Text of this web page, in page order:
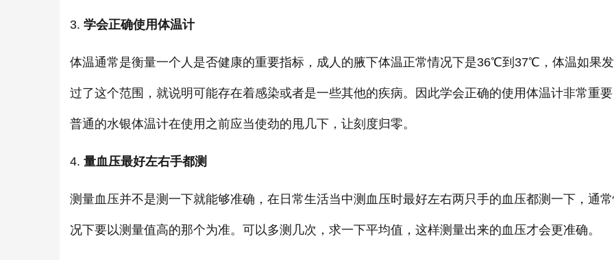
3. 学会正确使用体温计
体温通常是衡量一个人是否健康的重要指标，成人的腋下体温正常情况下是36℃到37℃，体温如果
过了这个范围，就说明可能存在着感染或者是一些其他的疾病。因此学会正确的使用体温计非常重要
普通的水银体温计在使用之前应当使劲的甩几下，让刻度归零。
4. 量血压最好左右手都测
测量血压并不是测一下就能够准确，在日常生活当中测血压时最好左右两只手的血压都测一下，通
况下要以测量值高的那个为准。可以多测几次，求一下平均值，这样测量出来的血压才会更准确。